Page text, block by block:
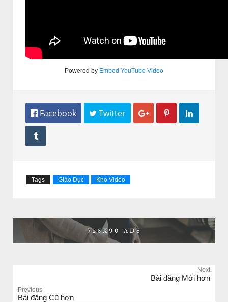
Powered by Embed YouTube Video
 Facebook  Twitter   

Tags Giáo Dục Kho Video
Next
Bài đăng Mới hơn
Previous
Bài đăng Cũ hơn